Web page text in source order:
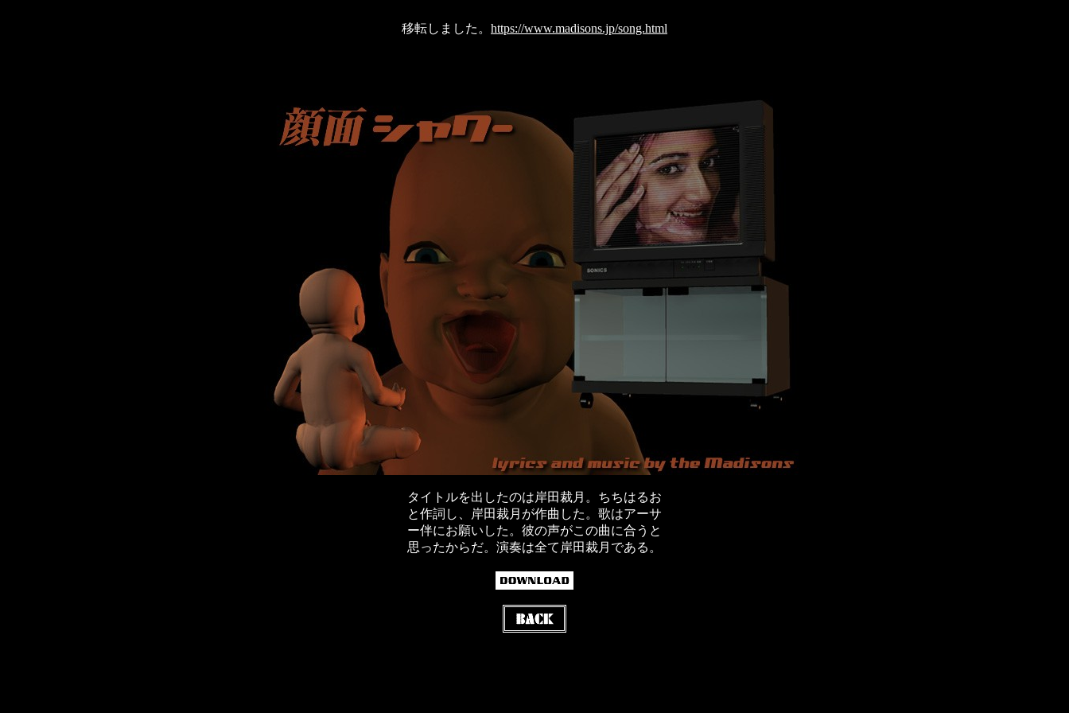
移転しました。 https://www.madisons.jp/song.html
タイトルを出したのは岸田裁月。ちちはるお
と作詞し、岸田裁月が作曲した。歌はアーサ
ー伴にお願いした。彼の声がこの曲に合うと
思ったからだ。演奏は全て岸田裁月である。